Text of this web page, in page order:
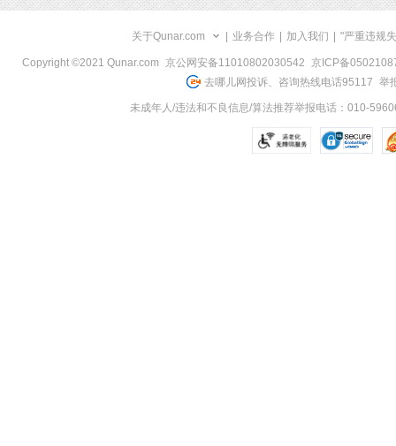
关于Qunar.com 业务合作 加入我们 "严重违规
Copyright ©2021 Qunar.com 京公网安备11010802030542
京ICP备
去哪儿网投诉、咨询热线电话95117 举
未成年人/违法和不良信息/算法推荐举报电话：010-